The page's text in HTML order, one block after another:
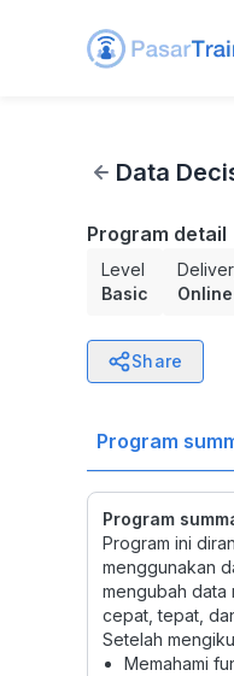
Data Decisions for
Data
Program detail
Level
Basic
Share
Program
Program
Program ini
menggunakan
mengubah data
cepat, tepat,
Setelah
Memahami